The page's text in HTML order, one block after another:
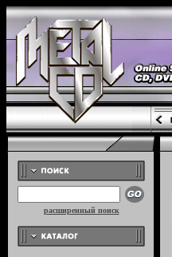
расширенный поиск